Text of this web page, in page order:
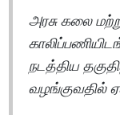
அரசு கலை
நடத்திய
வழங்குவதில்